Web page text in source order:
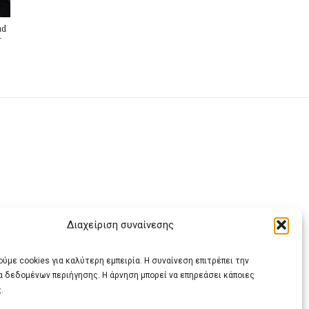
Διαχείριση συναίνεσης
cookies για καλύτερη εμπειρία. Η συναίνεση επιτρέπει την
δεδομένων περιήγησης. Η άρνηση μπορεί να επηρεάσει κάποιες